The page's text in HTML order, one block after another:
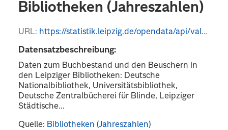
Bibliotheken (Jahreszahlen)
URL: https://statistik.leipzig.de/opendata/api/values?kategorie_nr=11&rubrik_nr=3&periode=y&format=json
Datensatzbeschreibung:
Daten zum Buchbestand und den Beuschern in
den Leipziger Bibliotheken: Deutsche
Nationalbibliothek, Universitätsbibliothek,
Deutsche Zentralbücherei für Blinde, Leipziger
Städtische...
Quelle: Bibliotheken (Jahreszahlen)